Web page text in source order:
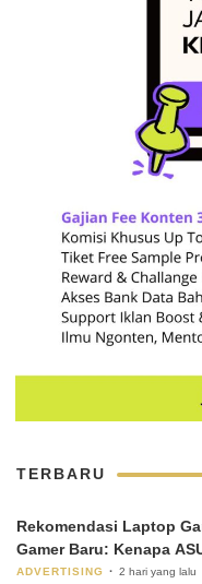
TERBARU
Rekomendasi Laptop
Gamer Baru: Kenapa
ADVERTISING 2 hari yang lalu